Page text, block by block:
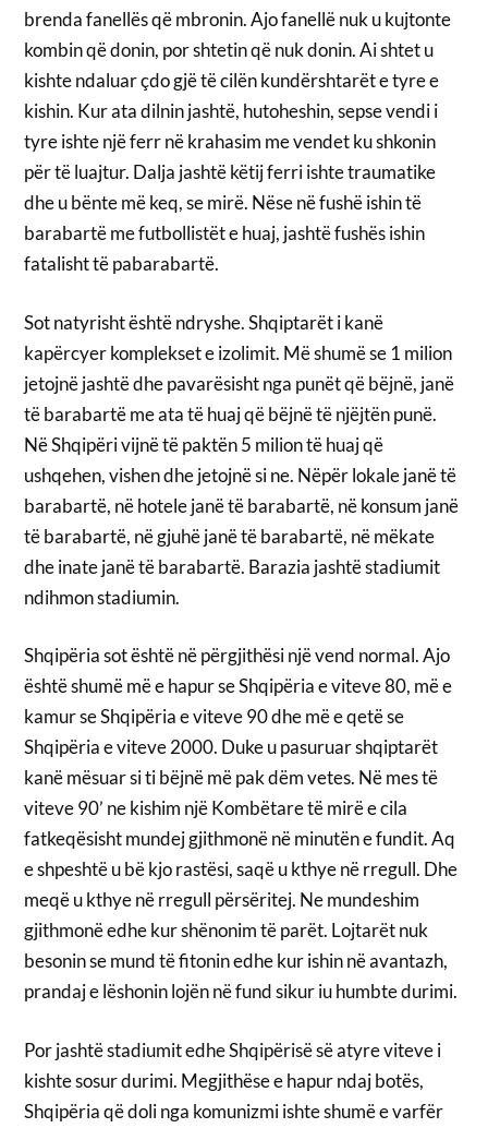
brenda fanellës që mbronin. Ajo fanellë nuk u kujtonte
kombin që donin, por shtetin që nuk donin. Ai shtet u
kishte ndaluar çdo gjë të cilën kundërshtarët e tyre e
kishin. Kur ata dilnin jashtë, hutoheshin, sepse vendi i
tyre ishte një ferr në krahasim me vendet ku shkonin
për të luajtur. Dalja jashtë këtij ferri ishte traumatike
dhe u bënte më keq, se mirë. Nëse në fushë ishin të
barabartë me futbollistët e huaj, jashtë fushës ishin
fatalisht të pabarabartë.
Sot natyrisht është ndryshe. Shqiptarët i kanë
kapërcyer komplekset e izolimit. Më shumë se 1 milion
jetojnë jashtë dhe pavarësisht nga punët që bëjnë, janë
të barabartë me ata të huaj që bëjnë të njëjtën punë.
Në Shqipëri vijnë të paktën 5 milion të huaj që
ushqehen, vishen dhe jetojnë si ne. Nëpër lokale janë të
barabartë, në hotele janë të barabartë, në konsum janë
të barabartë, në gjuhë janë të barabartë, në mëkate
dhe inate janë të barabartë. Barazia jashtë stadiumit
ndihmon stadiumin.
Shqipëria sot është në përgjithësi një vend normal. Ajo
është shumë më e hapur se Shqipëria e viteve 80, më e
kamur se Shqipëria e viteve 90 dhe më e qetë se
Shqipëria e viteve 2000. Duke u pasuruar shqiptarët
kanë mësuar si ti bëjnë më pak dëm vetes. Në mes të
viteve 90’ ne kishim një Kombëtare të mirë e cila
fatkeqësisht mundej gjithmonë në minutën e fundit. Aq
e shpeshtë u bë kjo rastësi, saqë u kthye në rregull. Dhe
meqë u kthye në rregull përsëritej. Ne mundeshim
gjithmonë edhe kur shënonim të parët. Lojtarët nuk
besonin se mund të fitonin edhe kur ishin në avantazh,
prandaj e lëshonin lojën në fund sikur iu humbte durimi.
Por jashtë stadiumit edhe Shqipërisë së atyre viteve i
kishte sosur durimi. Megjithëse e hapur ndaj botës,
Shqipëria që doli nga komunizmi ishte shumë e varfër